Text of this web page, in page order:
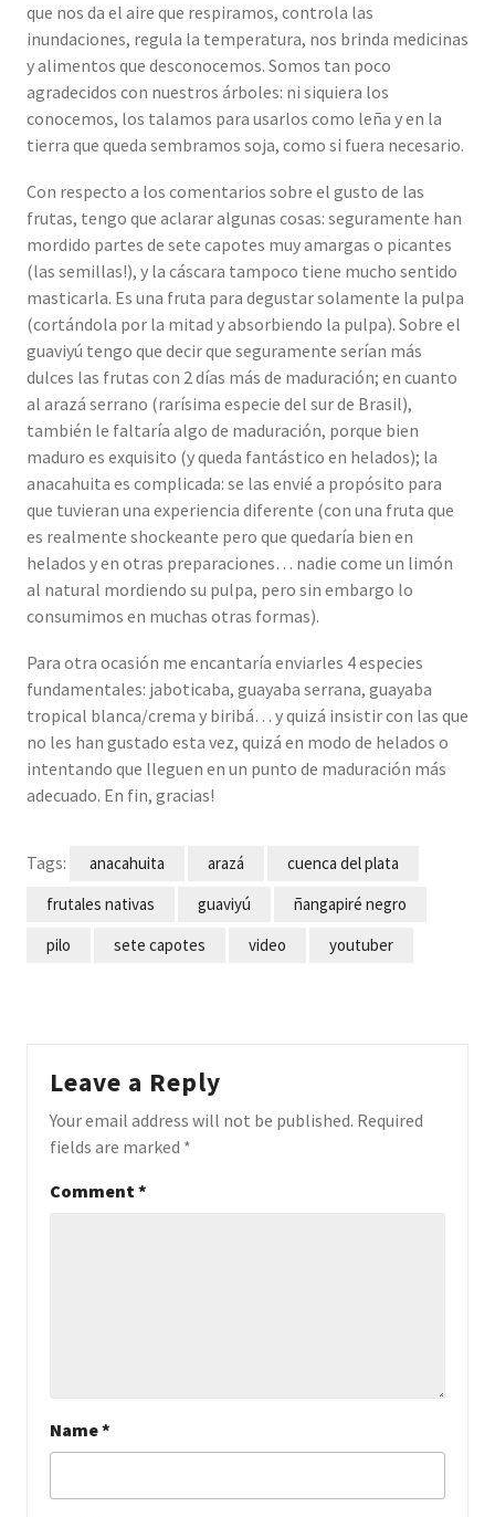
que nos da el aire que respiramos, controla las
inundaciones, regula la temperatura, nos brinda medicinas
y alimentos que desconocemos. Somos tan poco
agradecidos con nuestros árboles: ni siquiera los
conocemos, los talamos para usarlos como leña y en la
tierra que queda sembramos soja, como si fuera necesario.
Con respecto a los comentarios sobre el gusto de las
frutas, tengo que aclarar algunas cosas: seguramente han
mordido partes de sete capotes muy amargas o picantes
(las semillas!), y la cáscara tampoco tiene mucho sentido
masticarla. Es una fruta para degustar solamente la pulpa
(cortándola por la mitad y absorbiendo la pulpa). Sobre el
guaviyú tengo que decir que seguramente serían más
dulces las frutas con 2 días más de maduración; en cuanto
al arazá serrano (rarísima especie del sur de Brasil),
también le faltaría algo de maduración, porque bien
maduro es exquisito (y queda fantástico en helados); la
anacahuita es complicada: se las envié a propósito para
que tuvieran una experiencia diferente (con una fruta que
es realmente shockeante pero que quedaría bien en
helados y en otras preparaciones… nadie come un limón
al natural mordiendo su pulpa, pero sin embargo lo
consumimos en muchas otras formas).
Para otra ocasión me encantaría enviarles 4 especies
fundamentales: jaboticaba, guayaba serrana, guayaba
tropical blanca/crema y biribá… y quizá insistir con las que
no les han gustado esta vez, quizá en modo de helados o
intentando que lleguen en un punto de maduración más
adecuado. En fin, gracias!
Tags: anacahuita arazá
cuenca del plata
frutales nativas
guaviyú
ñangapiré negro
pilo
sete capotes video youtuber
Leave a Reply
Your email address will not be published. Required
fields are marked *
Comment*
Name*